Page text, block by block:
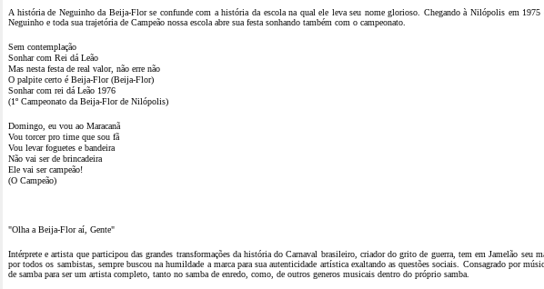
A história de Neguinho da Beija-Flor se confunde com a história da escola na qual ele leva seu nome glorioso. Chegando à Nilópolis em
Neguinho e toda sua trajetória de Campeão nossa escola abre sua festa sonhando também com o campeonato.
Sem contemplação
Sonhar com Rei dá Leão
Mas nesta festa de real valor, não erre não
O palpite certo é Beija-Flor (Beija-Flor)
Sonhar com rei dá Leão 1976
(1º Campeonato da Beija-Flor de Nilópolis)
Domingo, eu vou ao Maracanã
Vou torcer pro time que sou fã
Vou levar foguetes e bandeira
Não vai ser de brincadeira
Ele vai ser campeão!
(O Campeão)
"Olha a Beija-Flor aí, Gente"
Intérprete e artista que participou das grandes transformações da história do Carnaval brasileiro, criador do grito de guerra, tem em Jamelão
por todos os sambistas, sempre buscou na humildade a marca para sua autenticidade artística exaltando as questões sociais. Consagrado por
de samba para ser um artista completo, tanto no samba de enredo, como, de outros generos musicais dentro do próprio samba.